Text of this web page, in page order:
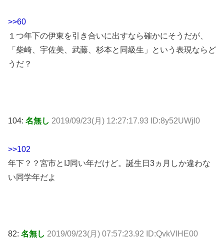
>>60
１つ年下の伊東を引き合いに出すなら確かにそうだが、
「柴崎、宇佐美、武藤、杉本と同級生」という表現ならど
うだ？
104: 名無し 2019/09/23(月) 12:27:17.93 ID:8y52UWjl0
>>102
年下？？宮市とIJ同い年だけど。誕生日3ヵ月しか違わな
い同学年だよ
82: 名無し 2019/09/23(月) 07:57:23.92 ID:QvkVlHE00